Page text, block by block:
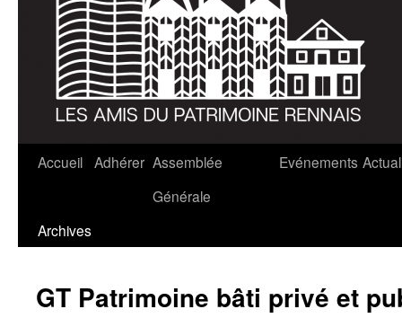
Aller
contenu
Accueil Adhérer Assemblée
Générale
Evénements
Archives
GT Patrimoine bâti privé et